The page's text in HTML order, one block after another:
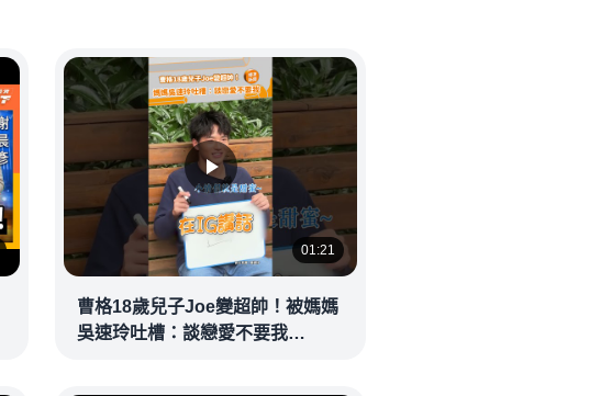
01:21
曹格18歲兒子Joe變超帥！被媽媽
吳速玲吐槽：談戀愛不要我